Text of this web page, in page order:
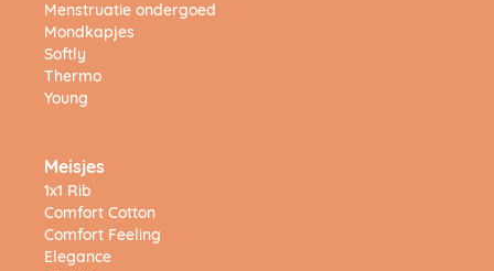
Menstruatie ondergoed
Mondkapjes
Softly
Thermo
Young
Meisjes
1x1 Rib
Comfort Cotton
Comfort Feeling
Elegance